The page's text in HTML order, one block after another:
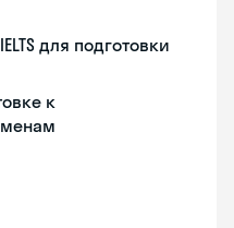
для подготовки
к